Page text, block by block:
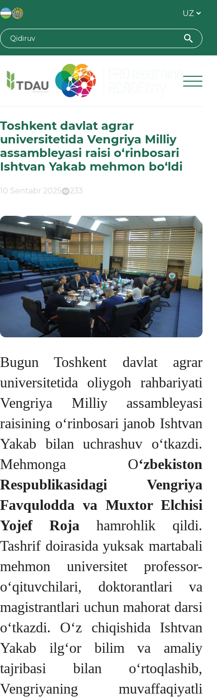
Toshkent davlat agrar universiteti
Toshkent davlat agrar
universitetida Vengriya Milliy
assambleyasi raisi o‘rinbosari
Ishtvan Yakab mehmon bo‘ldi
10 Sentabr 2025 233
Bugun Toshkent davlat agrar
universitetida oliygoh rahbariyati
Vengriya Milliy assambleyasi
raisining o‘rinbosari janob Ishtvan
Yakab bilan uchrashuv o‘tkazdi.
Mehmonga O‘zbekiston
Respublikasidagi Vengriya
Favqulodda va Muxtor Elchisi
Yojef Roja hamrohlik qildi.
Tashrif doirasida yuksak martabali
mehmon universitet professor-
o‘qituvchilari, doktorantlari va
magistrantlari uchun mahorat darsi
o‘tkazdi. O‘z chiqishida Ishtvan
Yakab ilg‘or bilim va amaliy
tajribasi bilan o‘rtoqlashib,
Vengriyaning muvaffaqiyatli